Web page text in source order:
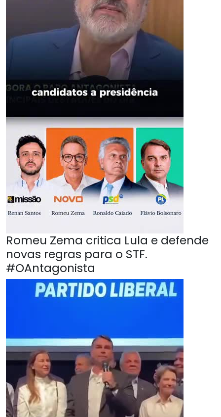
Romeu Zema critica Lula e defende
novas regras para o STF.
#OAntagonista